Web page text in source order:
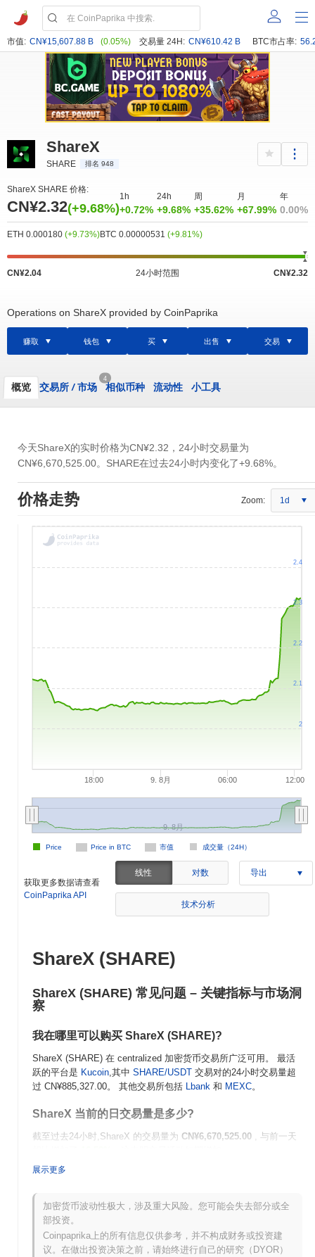
市值: CN¥15,607.88 B (0.05%) 交易量 24H: CN¥610.42 B BTC市占率:
ShareX
SHARE 排名 948
ShareX SHARE 价格:
CN¥2.32(+9.68%)
1h
+0.72%
24h
+9.68%
周
+35.62%
月
+67.99%
年
0.00%
ETH 0.000180 (+9.73%)BTC 0.00000531 (+9.81%)
CN¥2.04 24小时范围 CN¥2.32
Operations on ShareX provided by CoinPaprika
赚取 钱包 买 出售 交易
概览 交易所 /市场
4
相似币种 流动性 小工具
今天ShareX的实时价格为CN¥2.32 ，24小时交易量为
CN¥6,670,525.00。SHARE在过去24小时内变化了+9.68%。
价格走势 Zoom: 1d
18:00 9. 8月 06:00 12:00
Price in BTC 市值 成交量（24H）
Price
9. 8月
2
2.1
2.2
2.3
2.4
获取更多数据请查看
CoinPaprika API
线性 对数 导出
技术分析
ShareX (SHARE)
ShareX (SHARE) 常见问题 – 关键指标与市场洞
察
我在哪里可以购买 ShareX (SHARE)?
ShareX (SHARE) 在 centralized 加密货币交易所广泛可用。 最活
跃的平台是 Kucoin,其中 SHARE/USDT 交易对的24小时交易量超
过 CN¥885,327.00。 其他交易所包括 Lbank 和 MEXC。
ShareX 当前的日交易量是多少?
截至过去24小时,ShareX 的交易量为 CN¥6,670,525.00 , 与前一天
ShareX 的价格范围历史是什么?
历史最高价(ATH): CN¥3.99
历史最低价(ATL):
ShareX 目前的交易价格低于其ATH ~41.83% .
展示更多
加密货币波动性极大，涉及重大风险。您可能会失去部分或全
部投资。
Coinpaprika上的所有信息仅供参考，并不构成财务或投资建
议。在做出投资决策之前，请始终进行自己的研究（DYOR）